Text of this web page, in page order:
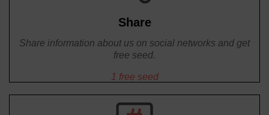
Share
Share information about us on social networks and get
free seed.
1 free seed